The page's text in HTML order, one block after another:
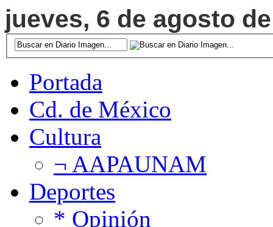
jueves, 6 de agosto
Portada
Cd. de México
Cultura
¬ AAPAUNAM
Deportes
* Opinión